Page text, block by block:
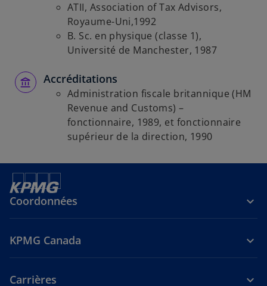
ATII, Association of Tax Advisors,
Royaume-Uni,1992
B. Sc. en physique (classe 1),
Université de Manchester, 1987
Accréditations
Administration fiscale britannique (HM
Revenue and Customs) –
fonctionnaire, 1989, et fonctionnaire
supérieur de la direction, 1990
Coordonnées
KPMG Canada
Carrières